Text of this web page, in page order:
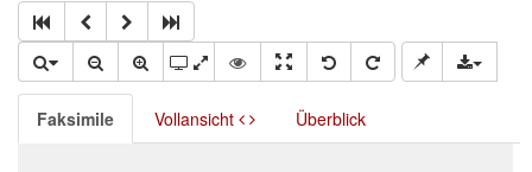
Faksimile Vollansicht Überblick